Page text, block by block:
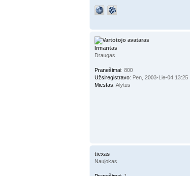
Irmantas
Draugas
Pranešimai: 800
Užsiregistravo: Pen, 2003-Lie-04 13:25
Miestas: Alytus
tiexas
Naujokas